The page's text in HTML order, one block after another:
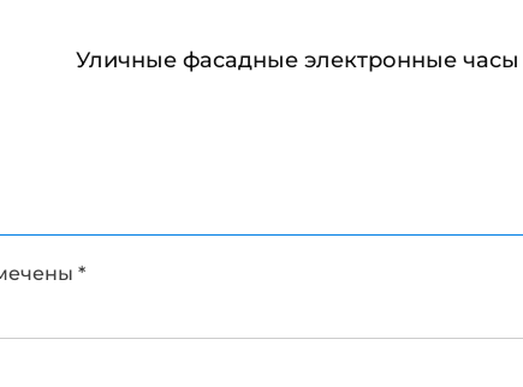
Уличные фасадные электронные часы
*